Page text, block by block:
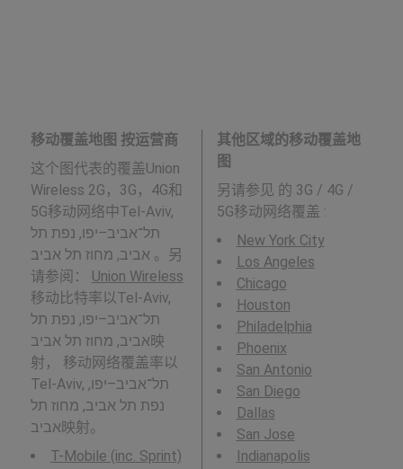
移动覆盖地图 按运营商
这个图代表的覆盖Union
Wireless 2G，3G，4G和
5G移动网络中Tel-Aviv,
תל־אביב–יפו, נפת תל
אביב, מחוז תל אביב 。另
请参阅： Union Wireless
移动比特率以Tel-Aviv,
תל־אביב–יפו, נפת תל
אביב, מחוז תל אביב映
射， 移动网络覆盖率以
Tel-Aviv, תל־אביב–יפו,
נפת תל אביב, מחוז תל
אביב映射。
T-Mobile (inc. Sprint)
其他区域的移动覆盖地
图
另请参见 的 3G / 4G /
5G移动网络覆盖 :
New York City
Los Angeles
Chicago
Houston
Philadelphia
Phoenix
San Antonio
San Diego
Dallas
San Jose
Indianapolis